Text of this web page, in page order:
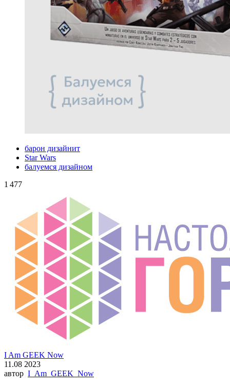
барон дизайнит
Star Wars
балуемся дизайном
1 477
I Am GEEK Now
11.08 2023
автор I_Am_GEEK_Now